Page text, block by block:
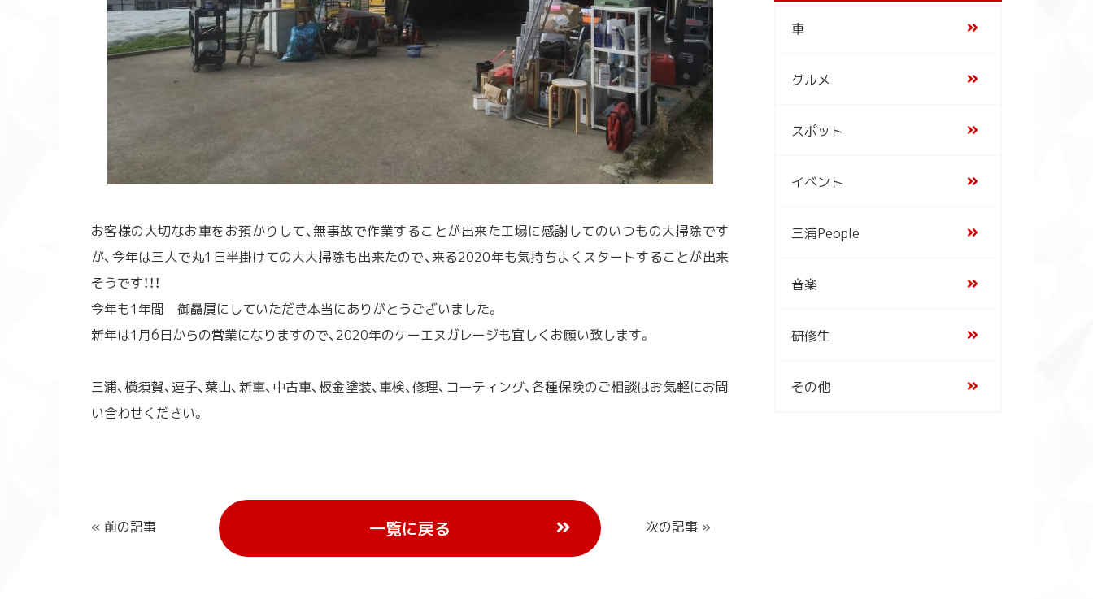
お客様の大切なお車をお預かりして、無事故で作業することが出来た工場に感謝してのいつもの大掃除です
が、今年は三人で丸1日半掛けての大大掃除も出来たので、来る2020年も気持ちよくスタートすることが出来
そうです！！！
今年も1年間 御贔屓にしていただき本当にありがとうございました。
新年は1月6日からの営業になりますので、2020年のケーエヌガレージも宜しくお願い致します。
三浦、横須賀、逗子、葉山、新車、中古車、板金塗装、車検、修理、コーティング、各種保険のご相談はお気軽にお問
い合わせください。
« 前の記事 一覧に戻る 次の記事 »
車
グルメ
スポット
イベント
三浦People
音楽
研修生
その他